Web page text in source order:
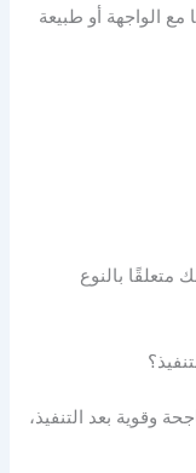
مع الواجهة أو طبيعة
متعلقًا بالنوع
وقوية بعد التنفيذ،